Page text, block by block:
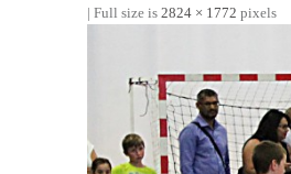
| Full size is 2824 × 1772 pixels